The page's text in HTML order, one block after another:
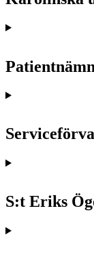
S:t Eriks